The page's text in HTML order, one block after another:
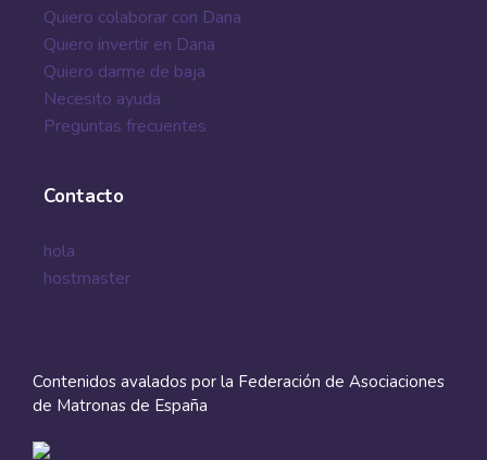
Quiero colaborar con Dana
Quiero invertir en Dana
Quiero darme de baja
Necesito ayuda
Preguntas frecuentes
Contacto
hola
hostmaster
Contenidos avalados por la Federación de Asociaciones
de Matronas de España